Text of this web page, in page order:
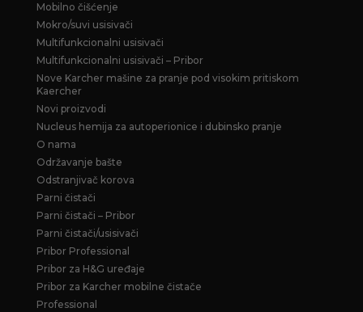
Mobilno čišćenje
Mokro/suvi usisivači
Multifunkcionalni usisivači
Multifunkcionalni usisivači – Pribor
Nove Karcher mašine za pranje pod visokim pritiskom
Kaercher
Novi proizvodi
Nucleus hemija za autoperionice i dubinsko pranje
O nama
Održavanje bašte
Odstranjivač korova
Parni čistači
Parni čistači – Pribor
Parni čistači/usisivači
Pribor Professional
Pribor za H&G uređaje
Pribor za Karcher mobilne čistače
Professional